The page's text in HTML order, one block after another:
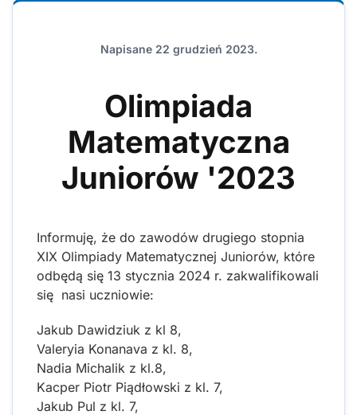
Napisane 22 grudzień 2023.
Olimpiada
Matematyczna
Juniorów '2023
Informuję, że do zawodów drugiego stopnia
XIX Olimpiady Matematycznej Juniorów, które
odbędą się 13 stycznia 2024 r. zakwalifikowali
się nasi uczniowie:
Jakub Dawidziuk z kl 8,
Valeryia Konanava z kl. 8,
Nadia Michalik z kl.8,
Kacper Piotr Piądłowski z kl. 7,
Jakub Pul z kl. 7,